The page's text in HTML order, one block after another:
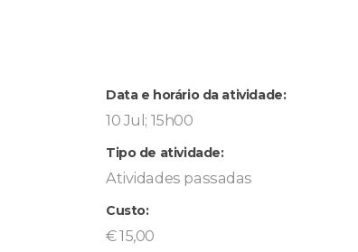
Data e horário da atividade:
10 Jul; 15h00
Tipo de atividade:
Atividades passadas
Custo:
€ 15,00